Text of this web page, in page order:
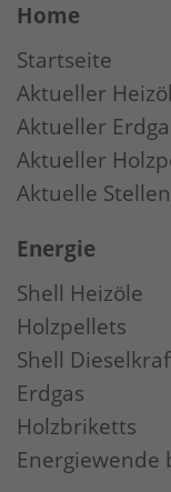
Home
Startseite
Aktueller
Aktueller
Aktueller
Aktuelle
Energie
Shell Heizöle
Holzpellets
Shell
Erdgas
Holzbriketts
Energiewende